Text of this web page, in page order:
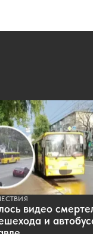
видео
и